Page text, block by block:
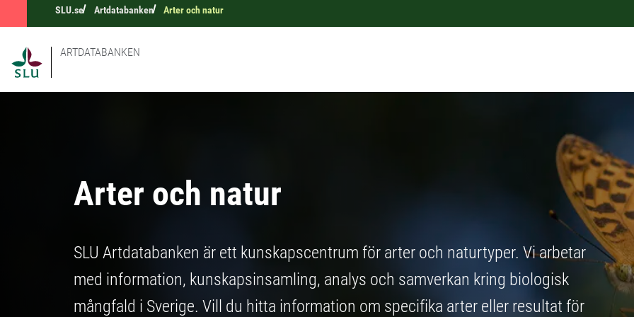
SLU.se Artdatabanken Arter och natur
ARTDATABANKEN
Arter och natur
SLU Artdatabanken är ett kunskapscentrum för arter och naturtyper. Vi arbetar
med information, kunskapsinsamling, analys och samverkan kring biologisk
mångfald i Sverige. Vill du hitta information om specifika arter eller resultat för